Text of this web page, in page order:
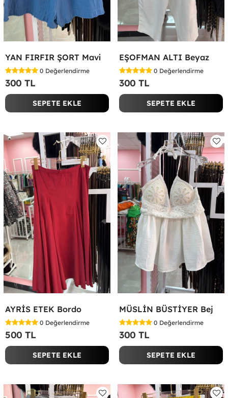
YAN FIRFIR ŞORT Mavi
0 Değerlendirme
300 TL
SEPETE EKLE
EŞOFMAN ALTI Beyaz
0 Değerlendirme
300 TL
SEPETE EKLE
AYRİS ETEK Bordo
0 Değerlendirme
500 TL
SEPETE EKLE
MÜSLİN BÜSTİYER Bej
0 Değerlendirme
300 TL
SEPETE EKLE